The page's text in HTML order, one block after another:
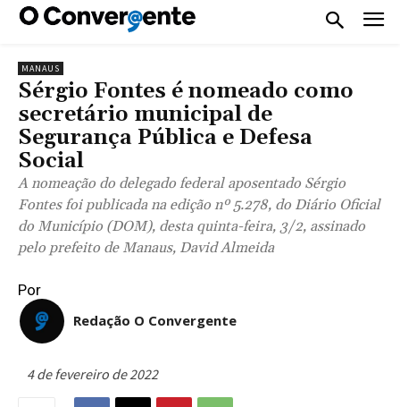
MANAUS
Sérgio Fontes é nomeado como
secretário municipal de
Segurança Pública e Defesa
Social
A nomeação do delegado federal aposentado Sérgio
Fontes foi publicada na edição nº 5.278, do Diário Oficial
do Município (DOM), desta quinta-feira, 3/2, assinado
pelo prefeito de Manaus, David Almeida
Por
Redação O Convergente
4 de fevereiro de 2022